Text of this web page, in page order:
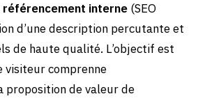
référencement interne (SEO
d’une description percutante et
de haute qualité. L’objectif est
visiteur comprenne
proposition de valeur de